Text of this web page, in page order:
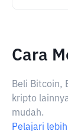
Cara
Beli Bitcoin,
kripto
mudah.
Pelajari